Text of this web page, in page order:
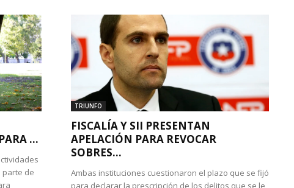
...
parte de
TRIUNFO
FISCALÍA Y SII PRESENTAN
APELACIÓN PARA REVOCAR
SOBRES...
Ambas instituciones cuestionaron el plazo que se fijó
para declarar la prescripción de los delitos que se le